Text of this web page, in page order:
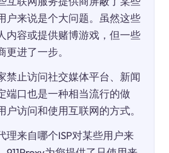
户来说是个大问题。虽然这些
内容或提供赌博游戏，但一些
进了一步。
禁止访问社交媒体平台、新闻
端口也是一种相当流行的做
户访问和使用互联网的方式。
理来自哪个ISP对某些用户来